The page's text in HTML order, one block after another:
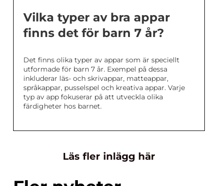
Vilka typer av bra appar
finns det för barn 7 år?
Det finns olika typer av appar som är speciellt
utformade för barn 7 år. Exempel på dessa
inkluderar läs- och skrivappar, matteappar,
språkappar, pusselspel och kreativa appar. Varje
typ av app fokuserar på att utveckla olika
färdigheter hos barnet.
Läs fler inlägg här